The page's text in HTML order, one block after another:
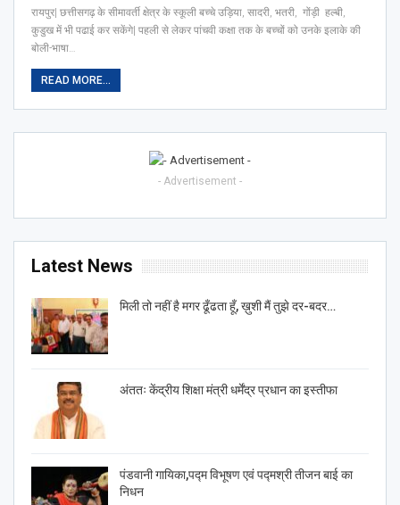
रायपुर| छत्तीसगढ़ के सीमावर्ती क्षेत्र के स्कूली बच्चे उड़िया, सादरी, भतरी, गोंड़ी हल्बी,
कुडुख में भी पढाई कर सकेंगे| पहली से लेकर पांचवी कक्षा तक के बच्चों को उनके इलाके की
बोली-भाषा…
READ MORE...
- Advertisement -
Latest News
मिली तो नहीं है मगर ढूँढता हूँ, ख़ुशी मैं तुझे दर-बदर…
अंततः केंद्रीय शिक्षा मंत्री धर्मेंद्र प्रधान का इस्तीफा
पंडवानी गायिका,पद्म विभूषण एवं पद्मश्री तीजन बाई का
निधन